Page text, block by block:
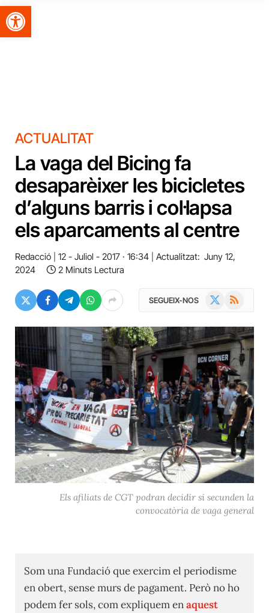
Obre la barra d'eines
ACTUALITAT
La vaga del Bicing fa
desaparèixer les bicicletes
d’alguns barris i col·lapsa
els aparcaments al centre
Redacció 12 - Juliol - 2017 · 16:34 Actualitzat: Juny 12,
2024
2 Minuts Lectura
SEGUEIX-NOS RSS
Els afiliats de CGT podran decidir si secunden la
convocatòria de vaga general
Som una Fundació que exercim el periodisme
en obert, sense murs de pagament. Però no ho
podem fer sols, com expliquem enaquest